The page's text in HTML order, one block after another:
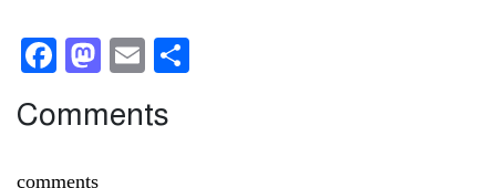
Facebook
Mastodon
Email
Comments
comments